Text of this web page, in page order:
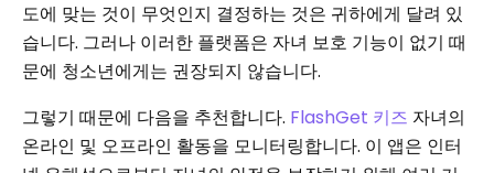
도에 맞는 것이 무엇인지 결정하는 것은 귀하에게 달려 있
습니다. 그러나 이러한 플랫폼은 자녀 보호 기능이 없기 때
문에 청소년에게는 권장되지 않습니다.
그렇기 때문에 다음을 추천합니다. FlashGet 키즈 자녀의
온라인 및 오프라인 활동을 모니터링합니다. 이 앱은 인터